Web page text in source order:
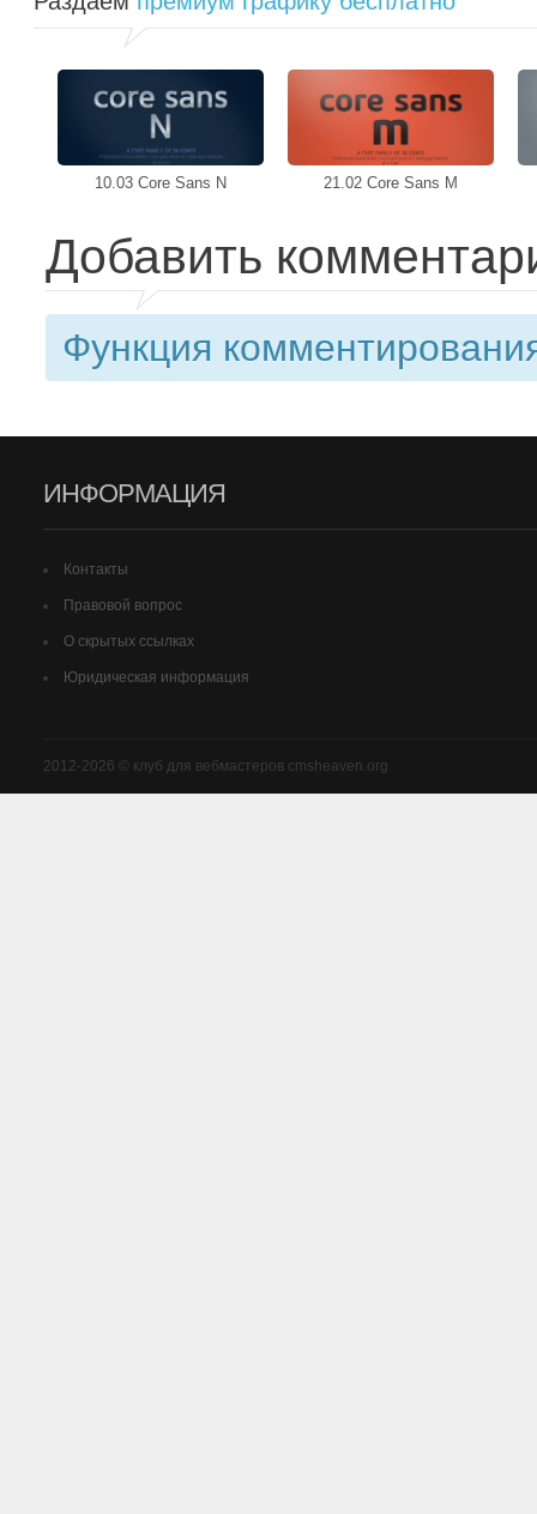
10.03 Core Sans N 21.02 Core Sans M
Добавить
Функция
ИНФОРМАЦИЯ
Контакты
Правовой вопрос
О скрытых ссылках
Юридическая информация
2012-2026 © клуб для вебмастеров cmsheaven.org